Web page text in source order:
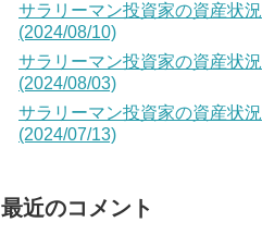
サラリーマン投資家の資産状況
(2024/08/10)
サラリーマン投資家の資産状況
(2024/08/03)
サラリーマン投資家の資産状況
(2024/07/13)
最近のコメント